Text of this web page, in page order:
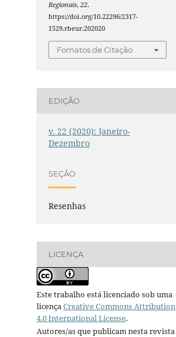
Regionais,22.
https://doi.org/10.22296/2317-
1529.rbeur.202020
Fomatos de Citação
EDIÇÃO
v. 22 (2020): Janeiro-
Dezembro
SEÇÃO
Resenhas
LICENÇA
Este trabalho está licenciado sob uma
licençaCreative Commons Attribution
4.0 International License.
Autores/as que publicam nesta revista